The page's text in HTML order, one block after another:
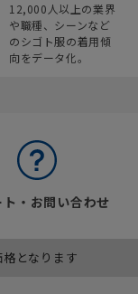
12,000人以上の業界
や職種、シーンなど
のシゴト服の着用傾
向をデータ化。
・お問い合わせ
となります